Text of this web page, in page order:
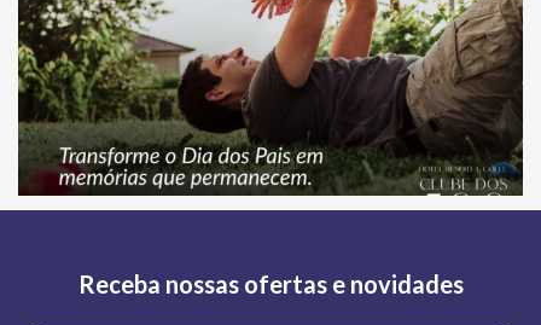
Receba nossas ofertas e novidades